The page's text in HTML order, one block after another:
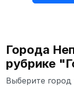
Города
рубрике
Выберите